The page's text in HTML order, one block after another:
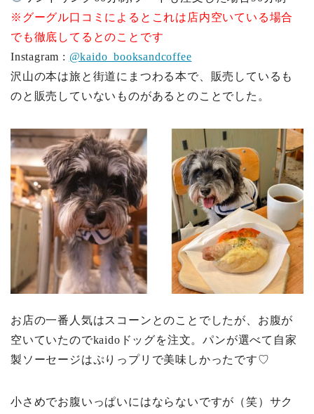
※グーグル口コミによるとこれは店内空いている場合
でも徹底してるとのことです
Instagram : @kaido_booksandcoffee
沢山の本は旅と街道にまつわる本で、販売しているも
のと販売していないものがあるとのことでした。
お店の一番人気はスコーンとのことでしたが、お腹が
空いていたのでkaidoドッグを注文。パンが選べて自家
製ソーセージはぷりっプリで美味しかったです♡
小さめでお腹いっぱいにはならないですが（笑）サク